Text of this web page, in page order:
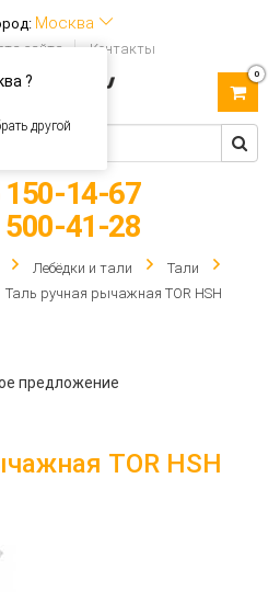
Москва
?
другой
сайта Контакты
0
150-14-67
500-41-28
Лебёдки и тали
Тали
Таль ручная рычажная TOR HSH
предложение
TOR HSH